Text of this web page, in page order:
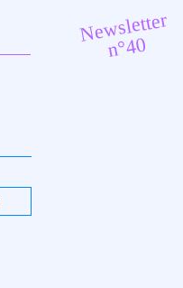
Newsletter
n°40